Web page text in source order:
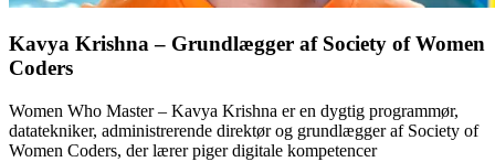
Kavya Krishna – Grundlægger af Society of Women
Coders
Women Who Master – Kavya Krishna er en dygtig programmør,
datatekniker, administrerende direktør og grundlægger af Society of
Women Coders, der lærer piger digitale kompetencer